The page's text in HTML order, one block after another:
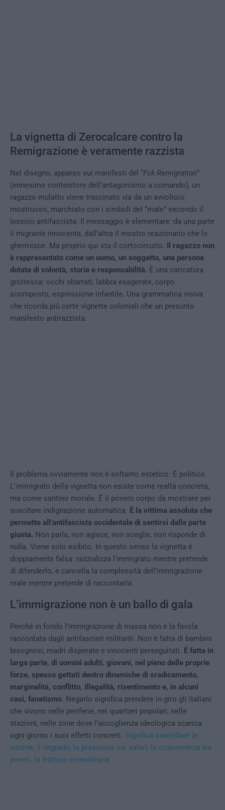
La vignetta di Zerocalcare contro la
Remigrazione è veramente razzista
Nel disegno, apparso sui manifesti del “Fck Remigration”
(ennesimo contenitore dell’antagonismo a comando), un
ragazzo mulatto viene trascinato via da un avvoltoio
mostruoso, marchiato con i simboli del “male” secondo il
lessico antifascista. Il messaggio è elementare: da una parte
il migrante innocente, dall’altra il mostro reazionario che lo
ghermisce. Ma proprio qui sta il cortocircuito. Il ragazzo non
è rappresentato come un uomo, un soggetto, una persona
dotata di volontà, storia e responsabilità. È una caricatura
grottesca: occhi sbarrati, labbra esagerate, corpo
scomposto, espressione infantile. Una grammatica visiva
che ricorda più certe vignette coloniali che un presunto
manifesto antirazzista.
Il problema ovviamente non è soltanto estetico. È politico.
L’immigrato della vignetta non esiste come realtà concreta,
ma come santino morale. È il povero corpo da mostrare per
suscitare indignazione automatica. È la vittima assoluta che
permette all’antifascista occidentale di sentirsi dalla parte
giusta. Non parla, non agisce, non sceglie, non risponde di
nulla. Viene solo esibito. In questo senso la vignetta è
doppiamente falsa: razzializza l’immigrato mentre pretende
di difenderlo, e cancella la complessità dell’immigrazione
reale mentre pretende di raccontarla.
L’immigrazione non è un ballo di gala
Perché in fondo l’immigrazione di massa non è la favola
raccontata dagli antifascisti militanti. Non è fatta di bambini
bisognosi, madri disperate e innocenti perseguitati. È fatta in
larga parte, di uomini adulti, giovani, nel pieno delle proprie
forze, spesso gettati dentro dinamiche di sradicamento,
marginalità, conflitto, illegalità, risentimento e, in alcuni
casi, fanatismo. Negarlo significa prendere in giro gli italiani
che vivono nelle periferie, nei quartieri popolari, nelle
stazioni, nelle zone dove l’accoglienza ideologica scarica
ogni giorno i suoi effetti concreti. Significa cancellare le
vittime, il degrado, la pressione sui salari, la concorrenza tra
poveri, la frattura comunitaria.